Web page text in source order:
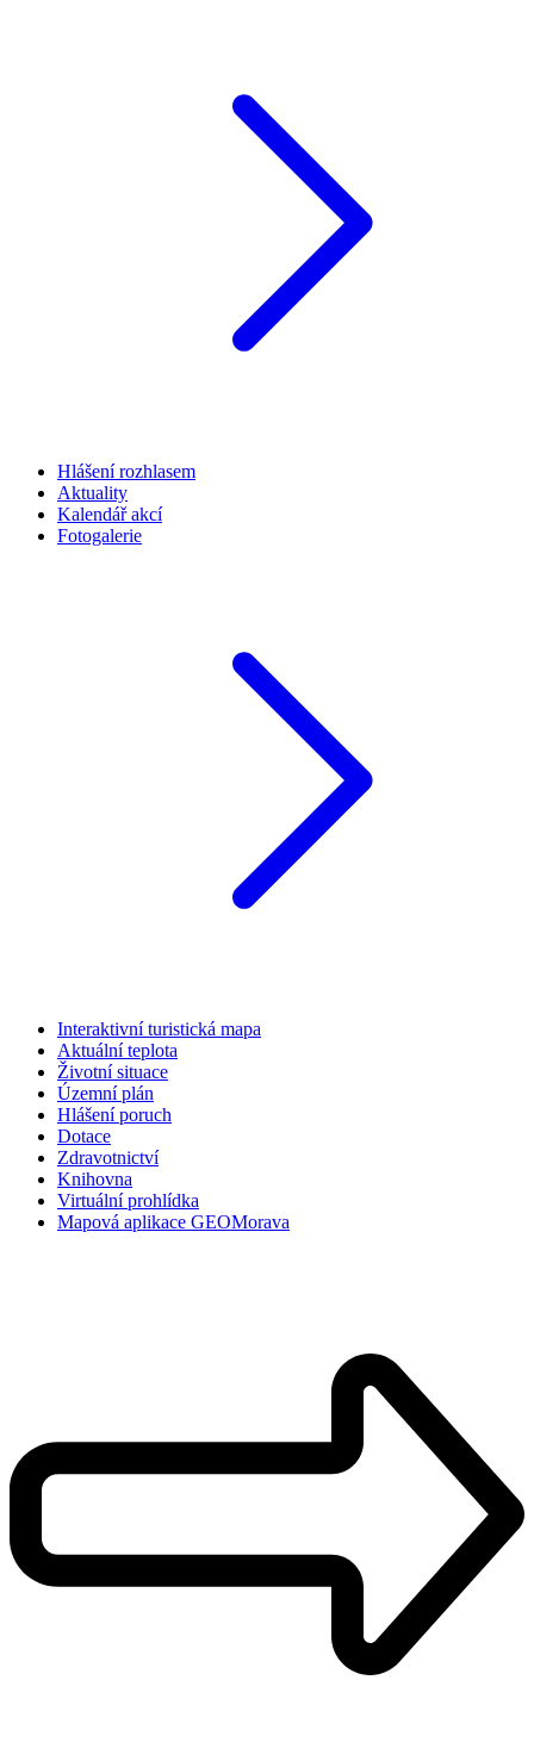
Hlášení rozhlasem
Aktuality
Kalendář akcí
Fotogalerie
Interaktivní turistická mapa
Aktuální teplota
Životní situace
Územní plán
Hlášení poruch
Dotace
Zdravotnictví
Knihovna
Virtuální prohlídka
Mapová aplikace GEOMorava